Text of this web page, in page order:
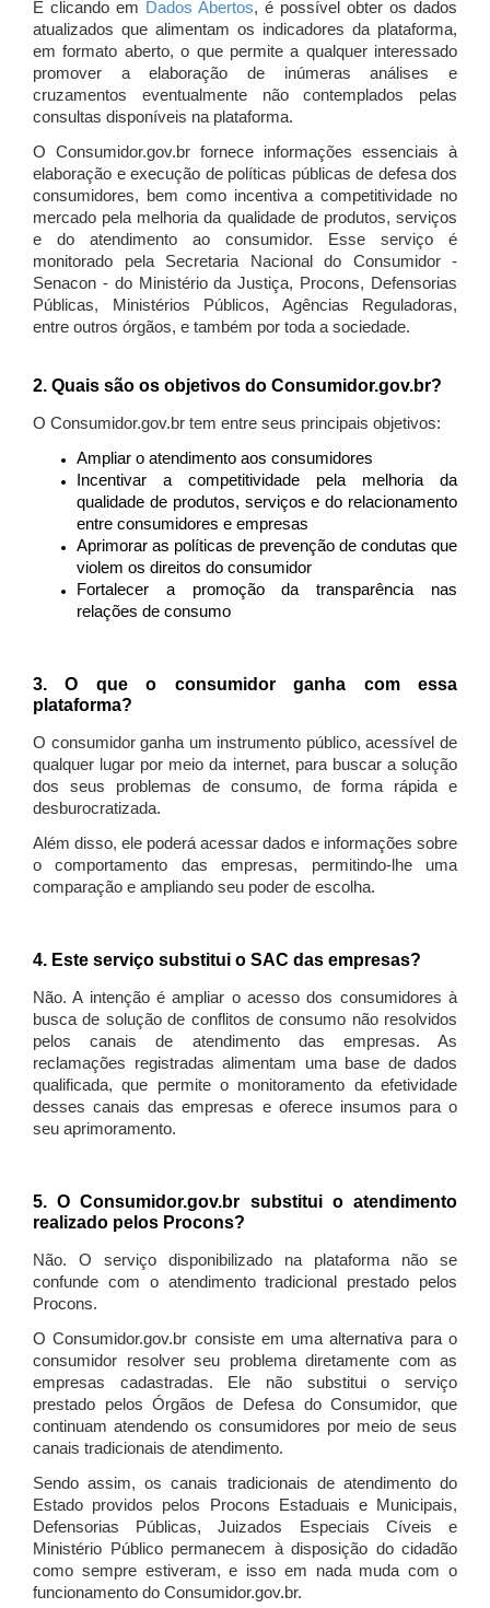
E clicando em Dados Abertos, é possível obter os dados
atualizados que alimentam os indicadores da plataforma,
em formato aberto, o que permite a qualquer interessado
promover a elaboração de inúmeras análises e
cruzamentos eventualmente não contemplados pelas
consultas disponíveis na plataforma.
O Consumidor.gov.br fornece informações essenciais à
elaboração e execução de políticas públicas de defesa dos
consumidores, bem como incentiva a competitividade no
mercado pela melhoria da qualidade de produtos, serviços
e do atendimento ao consumidor. Esse serviço é
monitorado pela Secretaria Nacional do Consumidor -
Senacon - do Ministério da Justiça, Procons, Defensorias
Públicas, Ministérios Públicos, Agências Reguladoras,
entre outros órgãos, e também por toda a sociedade.
2. Quais são os objetivos do Consumidor.gov.br?
O Consumidor.gov.br tem entre seus principais objetivos:
Ampliar o atendimento aos consumidores
Incentivar a competitividade pela melhoria da
qualidade de produtos, serviços e do relacionamento
entre consumidores e empresas
Aprimorar as políticas de prevenção de condutas que
violem os direitos do consumidor
Fortalecer a promoção da transparência nas
relações de consumo
3. O que o consumidor ganha com essa
plataforma?
O consumidor ganha um instrumento público, acessível de
qualquer lugar por meio da internet, para buscar a solução
dos seus problemas de consumo, de forma rápida e
desburocratizada.
Além disso, ele poderá acessar dados e informações sobre
o comportamento das empresas, permitindo-lhe uma
comparação e ampliando seu poder de escolha.
4. Este serviço substitui o SAC das empresas?
Não. A intenção é ampliar o acesso dos consumidores à
busca de solução de conflitos de consumo não resolvidos
pelos canais de atendimento das empresas. As
reclamações registradas alimentam uma base de dados
qualificada, que permite o monitoramento da efetividade
desses canais das empresas e oferece insumos para o
seu aprimoramento.
5. O Consumidor.gov.br substitui o atendimento
realizado pelos Procons?
Não. O serviço disponibilizado na plataforma não se
confunde com o atendimento tradicional prestado pelos
Procons.
O Consumidor.gov.br consiste em uma alternativa para o
consumidor resolver seu problema diretamente com as
empresas cadastradas. Ele não substitui o serviço
prestado pelos Órgãos de Defesa do Consumidor, que
continuam atendendo os consumidores por meio de seus
canais tradicionais de atendimento.
Sendo assim, os canais tradicionais de atendimento do
Estado providos pelos Procons Estaduais e Municipais,
Defensorias Públicas, Juizados Especiais Cíveis e
Ministério Público permanecem à disposição do cidadão
como sempre estiveram, e isso em nada muda com o
funcionamento do Consumidor.gov.br.